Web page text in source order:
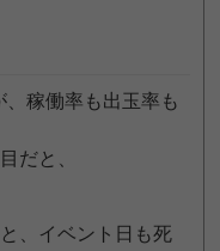
稼働率も出玉率も
だと、
、イベント日も死